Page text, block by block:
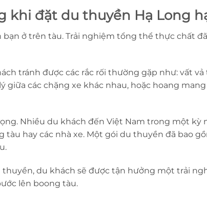
khi đặt du thuyền Hạ Long
ở trên tàu. Trải nghiệm tổng thể thực chất
tránh được các rắc rối thường gặp như: vất
giữa các chặng xe khác nhau, hoặc hoang
Nhiều du khách đến Việt Nam trong một kỳ
hay các nhà xe. Một gói du thuyền đã bao
du khách sẽ được tận hưởng một trải
lên boong tàu.